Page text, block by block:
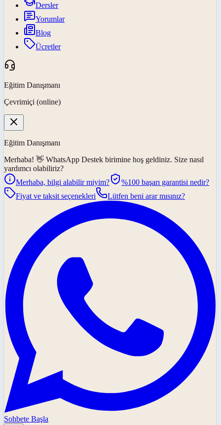
Dersler
Yorumlar
Blog
Ücretler
Eğitim Danışmanı
Çevrimiçi (online)
Eğitim Danışmanı
Merhaba! 👋 WhatsApp Destek birimine hoş geldiniz. Size nasıl
yardımcı olabiliriz?
Merhaba, bilgi alabilir miyim?
%100 başarı garantisi nedir?
Fiyat ve taksit seçenekleri
Lütfen beni arar mısınız?
Sohbete Başla